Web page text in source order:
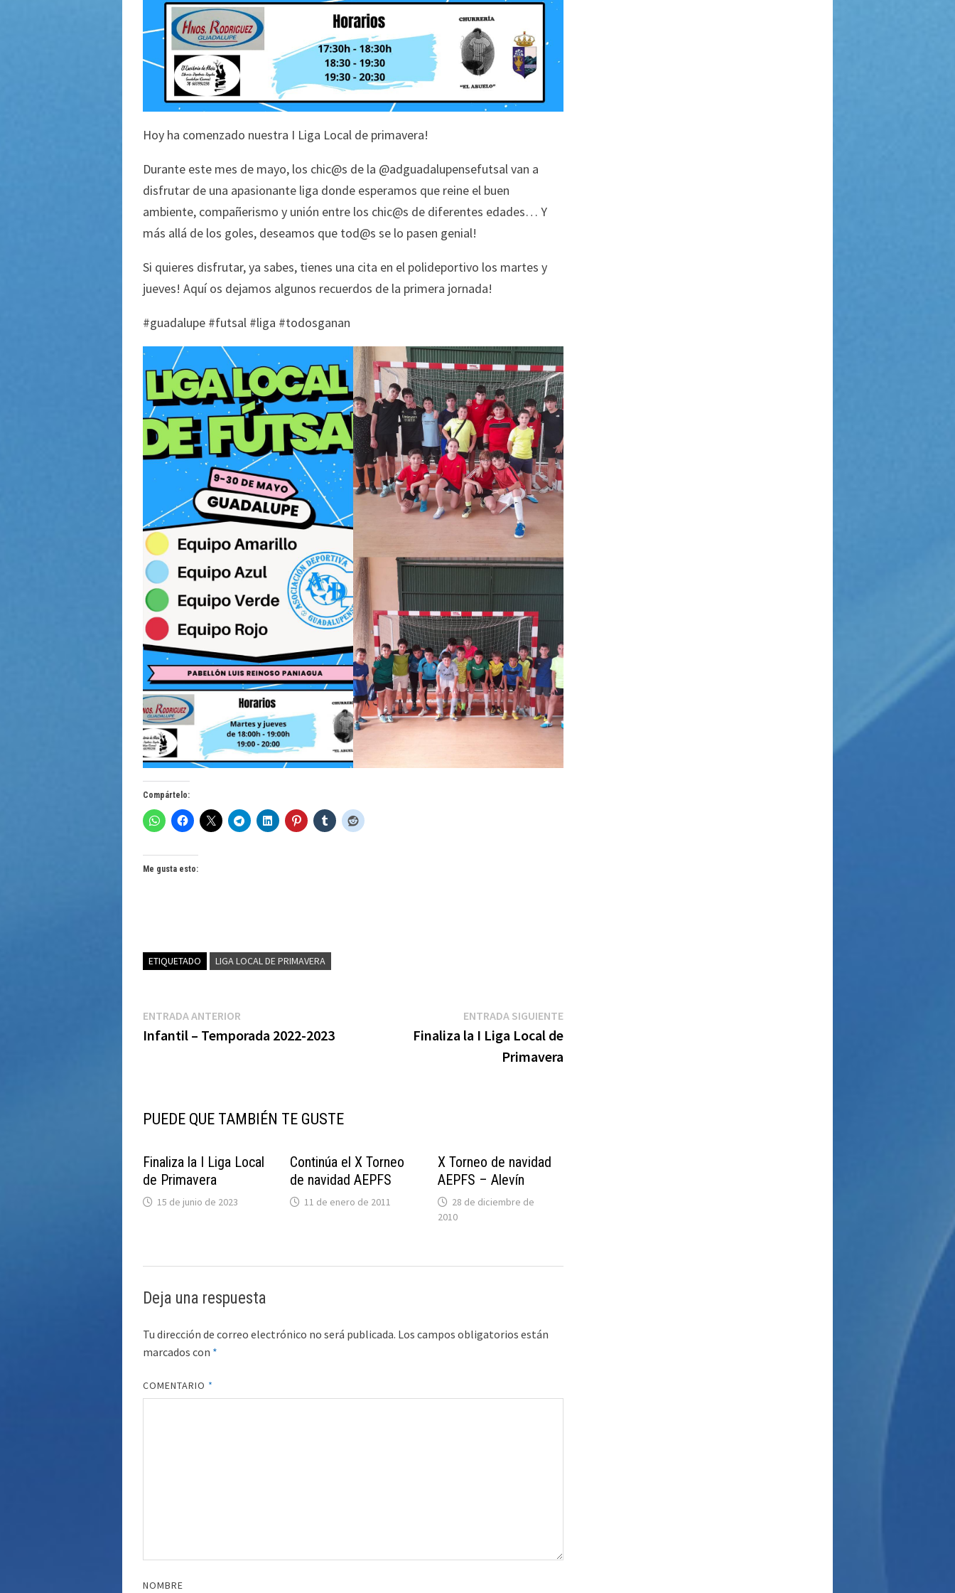
Hoy ha comenzado nuestra I Liga Local de primavera!
Durante este mes de mayo, los chic@s de la @adguadalupensefutsal van a
disfrutar de una apasionante liga donde esperamos que reine el buen
ambiente, compañerismo y unión entre los chic@s de diferentes edades… Y
más allá de los goles, deseamos que tod@s se lo pasen genial!
Si quieres disfrutar, ya sabes, tienes una cita en el polideportivo los martes y
jueves! Aquí os dejamos algunos recuerdos de la primera jornada!
#guadalupe #futsal #liga #todosganan
Compártelo:
Me gusta esto:
ETIQUETADO LIGA LOCAL DE PRIMAVERA
Navegación
de
ENTRADA ANTERIOREntrada
anterior:
Infantil – Temporada 2022-2023
ENTRADA SIGUIENTEEntrada
siguiente:
Finaliza la I Liga Local de
Primavera
PUEDE QUE TAMBIÉN TE GUSTE
Finaliza la I Liga Local
de Primavera
15 de junio de 2023
Continúa el X Torneo
de navidad AEPFS
11 de enero de 2011
X Torneo de navidad
AEPFS – Alevín
28 de diciembre de
2010
Deja una respuesta
Tu dirección de correo electrónico no será publicada. Los campos obligatorios están
marcados con *
COMENTARIO *
NOMBRE